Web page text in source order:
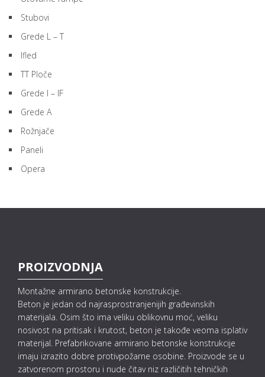
Stubovi
Grede L – T
Ifled
TT Ploče
Grede I – IF
Grede A
Rožnjače
Paneli
Opera
PROIZVODNJA
Montažne armirano betonske konstrukcije.
Beton je jedan od najrasprostranjenijih građevinskih
materijala. Osim što ima veliku oblikovnu moć, veliku
nosivost na pritisak i krutost, beton je takođe veoma isplativ
materijal. Prefabrikovane armirano betonske konstrukcije
imaju izrazito dobre protivpožarne osobine. Proizvode se u
zatvorenom prostoru i nude čitav niz različitih tehničkih